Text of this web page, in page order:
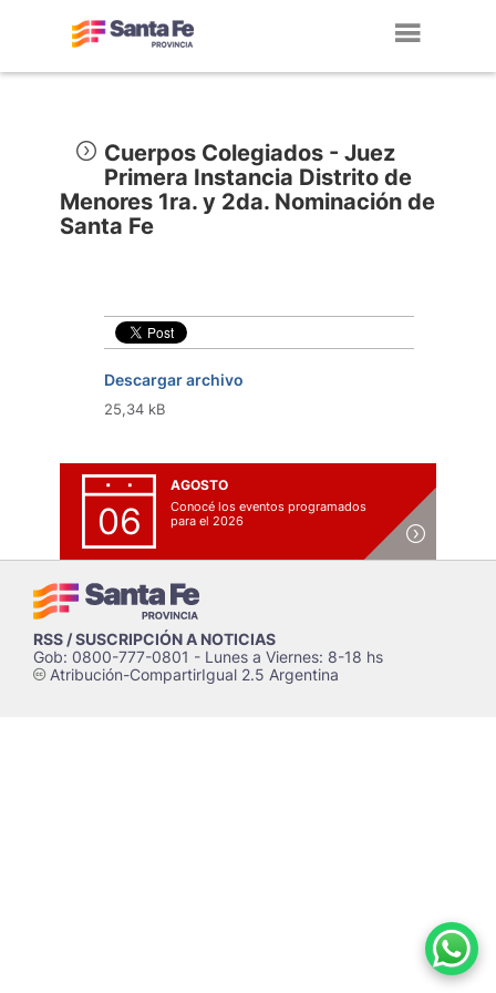
Cuerpos Colegiados - Juez
Primera Instancia Distrito de
Menores 1ra. y 2da. Nominación de
Santa Fe
Descargar archivo
25,34 kB
06
AGOSTO
Conocé los eventos programados
para el 2026
RSS / SUSCRIPCIÓN A NOTICIAS
Gob: 0800-777-0801 - Lunes a Viernes: 8-18 hs
cAtribución-CompartirIgual 2.5 Argentina